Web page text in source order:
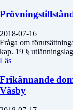
2018-07-16
Fråga om
kap. 19 §
Läs
Frikännande
Väsby